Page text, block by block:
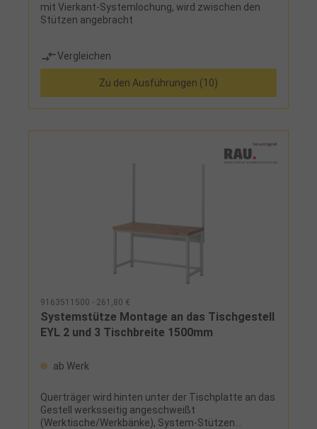
mit Vierkant-Systemlochung, wird zwischen den
Stützen angebracht
Vergleichen
Zu den Ausführungen (10)
9163511500 - 261,80 €
Systemstütze Montage an das Tischgestell
EYL 2 und 3 Tischbreite 1500mm
ab Werk
Querträger wird hinten unter der Tischplatte an das
Gestell werksseitig angeschweißt
(Werktische/Werkbänke), System-Stützen